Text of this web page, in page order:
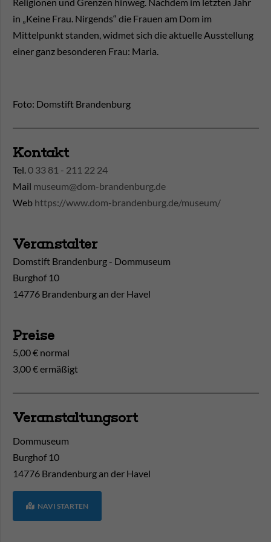
Religionen und Grenzen hinweg. Nachdem im letzten Jahr
in „Keine Frau. Nirgends“ die Frauen am Dom im
Mittelpunkt standen, widmet sich die aktuelle Ausstellung
einer ganz besonderen Frau: Maria.
Foto: Domstift Brandenburg
Kontakt
Tel.0 33 81 - 211 22 24
Mail museum@dom-brandenburg.de
Web https://www.dom-brandenburg.de/museum/
Veranstalter
Domstift Brandenburg - Dommuseum
Burghof 10
14776 Brandenburg an der Havel
Preise
5,00 € normal
3,00 € ermäßigt
Veranstaltungsort
Dommuseum
Burghof 10
14776 Brandenburg an der Havel
NAVI STARTEN